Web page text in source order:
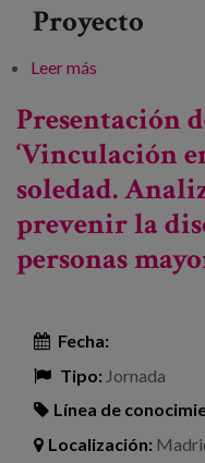
Proyecto
Leer más
Presentación
‘Vinculación
soledad.
prevenir la
personas
Fecha:
Tipo: Jornada
Línea de
Localización: